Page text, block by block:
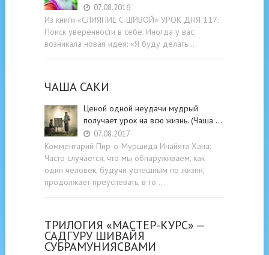
07.08.2016
Из книги «СЛИЯНИЕ С ШИВОЙ» УРОК ДНЯ 117:
Поиск уверенности в себе. Иногда у вас
возникала новая идея: «Я буду делать …
ЧАША САКИ
Ценой одной неудачи мудрый
получает урок на всю жизнь. (Чаша …
07.08.2017
Комментарий Пир-о-Муршида Инайята Хана:
Часто случается, что мы обнаруживаем, как
один человек, будучи успешным по жизни,
продолжает преуспевать, в то …
ТРИЛОГИЯ «МАСТЕР-КУРС» —
САДГУРУ ШИВАЙЯ
СУБРАМУНИЯСВАМИ